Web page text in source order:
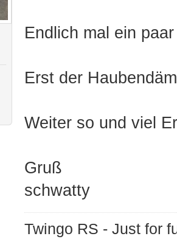
Endlich mal ein
Erst der
Weiter so und viel
Gruß
schwatty
Twingo RS - Just for